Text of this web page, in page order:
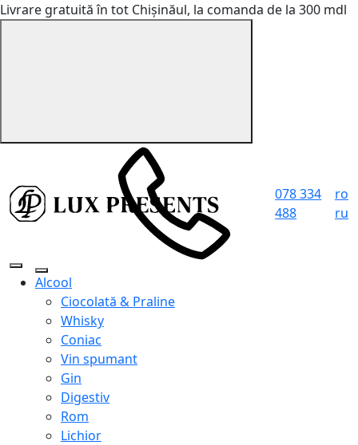
Livrare gratuită în tot Chișinăul, la comanda de la 300 mdl
078 334
488
ro
ru
Alcool
Ciocolată & Praline
Whisky
Coniac
Vin spumant
Gin
Digestiv
Rom
Lichior